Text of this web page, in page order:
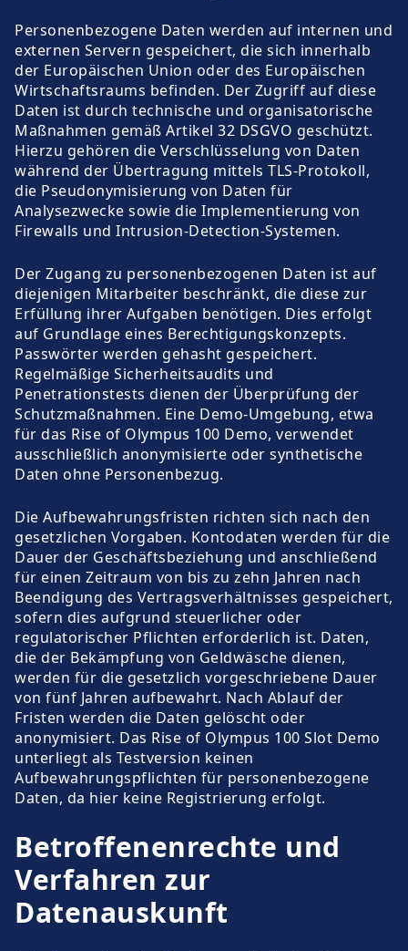
Personenbezogene Daten werden auf internen und
externen Servern gespeichert, die sich innerhalb
der Europäischen Union oder des Europäischen
Wirtschaftsraums befinden. Der Zugriff auf diese
Daten ist durch technische und organisatorische
Maßnahmen gemäß Artikel 32 DSGVO geschützt.
Hierzu gehören die Verschlüsselung von Daten
während der Übertragung mittels TLS-Protokoll,
die Pseudonymisierung von Daten für
Analysezwecke sowie die Implementierung von
Firewalls und Intrusion-Detection-Systemen.
Der Zugang zu personenbezogenen Daten ist auf
diejenigen Mitarbeiter beschränkt, die diese zur
Erfüllung ihrer Aufgaben benötigen. Dies erfolgt
auf Grundlage eines Berechtigungskonzepts.
Passwörter werden gehasht gespeichert.
Regelmäßige Sicherheitsaudits und
Penetrationstests dienen der Überprüfung der
Schutzmaßnahmen. Eine Demo-Umgebung, etwa
für das Rise of Olympus 100 Demo, verwendet
ausschließlich anonymisierte oder synthetische
Daten ohne Personenbezug.
Die Aufbewahrungsfristen richten sich nach den
gesetzlichen Vorgaben. Kontodaten werden für die
Dauer der Geschäftsbeziehung und anschließend
für einen Zeitraum von bis zu zehn Jahren nach
Beendigung des Vertragsverhältnisses gespeichert,
sofern dies aufgrund steuerlicher oder
regulatorischer Pflichten erforderlich ist. Daten,
die der Bekämpfung von Geldwäsche dienen,
werden für die gesetzlich vorgeschriebene Dauer
von fünf Jahren aufbewahrt. Nach Ablauf der
Fristen werden die Daten gelöscht oder
anonymisiert. Das Rise of Olympus 100 Slot Demo
unterliegt als Testversion keinen
Aufbewahrungspflichten für personenbezogene
Daten, da hier keine Registrierung erfolgt.
Betroffenenrechte und
Verfahren zur
Datenauskunft